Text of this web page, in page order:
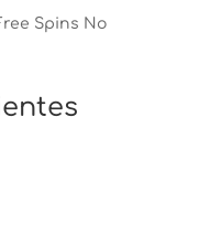
Spins No